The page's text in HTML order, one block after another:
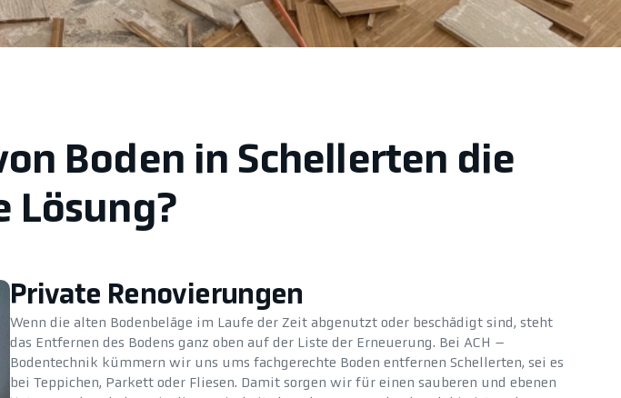
Boden in Schellerten die
Lösung?
Private Renovierungen
Wenn die alten Bodenbeläge im Laufe der Zeit abgenutzt oder beschädigt sind, steht
das Entfernen des Bodens ganz oben auf der Liste der Erneuerung. Bei ACH –
Bodentechnik kümmern wir uns ums fachgerechte Boden entfernen Schellerten, sei es
bei Teppichen, Parkett oder Fliesen. Damit sorgen wir für einen sauberen und ebenen